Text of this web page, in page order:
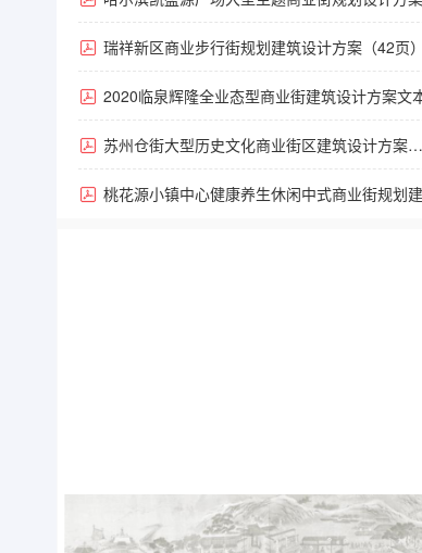
（109页）.pdf
瑞祥新区商业步行街规划建筑设计方案（42页
2020临泉辉隆全业态型商业街建筑设计方案文
（70页）.pdf
苏州仓街大型历史文化商业街区建筑设计方案
（257页）.pdf
桃花源小镇中心健康养生休闲中式商业街规划建